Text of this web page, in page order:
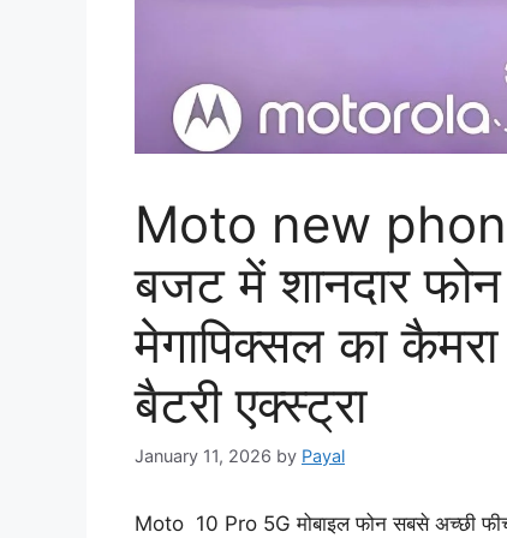
Moto new
बजट में शानदार
मेगापिक्सल का
बैटरी एक्स्ट्रा
January 11, 2026 by Payal
Moto 10 Pro 5G मोबाइल फोन सबसे अच्छी